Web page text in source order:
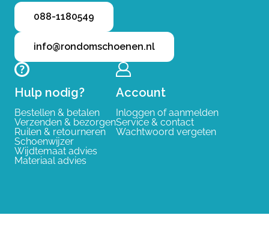
088-1180549
info@rondomschoenen.nl
Hulp nodig?
Bestellen & betalen
Verzenden & bezorgen
Ruilen & retourneren
Schoenwijzer
Wijdtemaat advies
Materiaal advies
Account
Inloggen of aanmelden
Service & contact
Wachtwoord vergeten